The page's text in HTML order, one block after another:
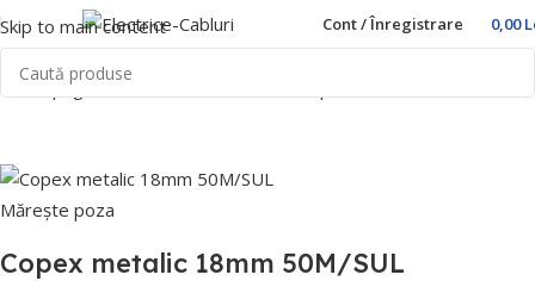
Skip to main content Cont / Înregistrare 0,00
Prima pagină
Mărește poza
Copex metalic 18mm 50M/SUL